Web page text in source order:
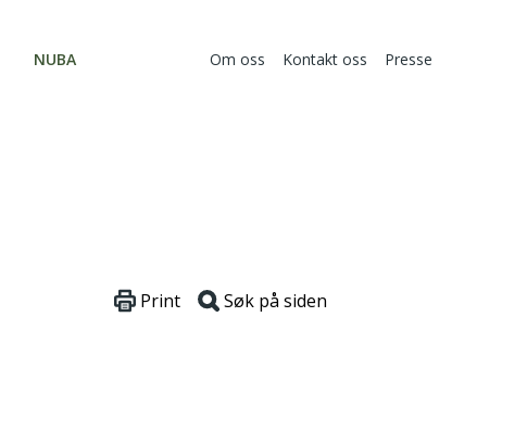
NUBA Om oss Kontakt oss Presse
Print Søk på siden